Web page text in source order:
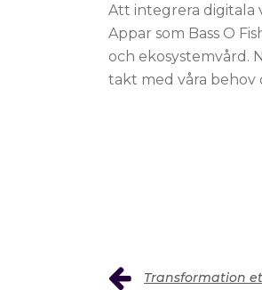
Att integrera digitala
Appar som Bass O
och ekosystemvård.
takt med våra behov
Transformation